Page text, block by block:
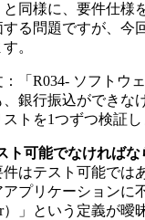
同様に、要件仕様
る問題ですが、今
。
「R034- ソフトウ
銀行振込ができな
トを1つずつ検証し
ト可能でなければな
件はテスト可能では
アプリケーションに
）」という定義が曖